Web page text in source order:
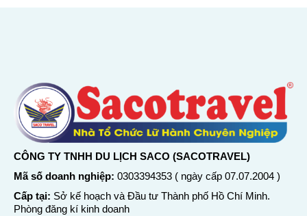
CÔNG TY TNHH DU LỊCH SACO (SACOTRAVEL)
Mã số doanh nghiệp: 0303394353 ( ngày cấp 07.07.2004 )
Cấp tại: Sở kế hoạch và Đầu tư Thành phố Hồ Chí Minh.
Phòng đăng kí kinh doanh